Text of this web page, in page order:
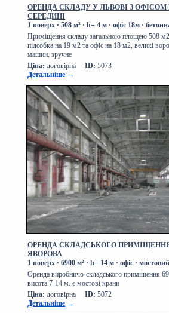
ОРЕНДА СКЛАДУ У ЛЬВОВІ З ОФІСОМ
СЕРЕДИНІ
1 поверх ·508 м² · h= 4 м · офіс 18м ·
Приміщення складу загальною площею 508
підсобка на 19 м2 та офіс на 18 м2, великі
машин, зручне
Ціна: договірна ID: 5073
Детальніше →
ОРЕНДА СКЛАДСЬКОГО
ЯВОРОВА
1 поверх ·6900 м² · h= 14 м · офіс ·
Оренда виробничо-складського приміщення
висота 7-14 м. є мостові крани
Ціна: договірна ID: 5072
Детальніше →